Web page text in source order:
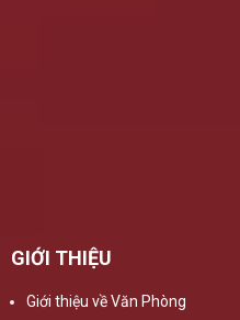
GIỚI THIỆU
Giới thiệu về Văn Phòng